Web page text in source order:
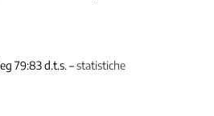
79:83 d.t.s. –statistiche